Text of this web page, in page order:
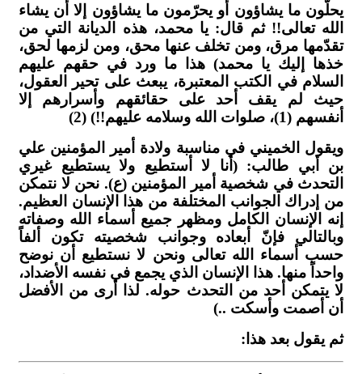
يحلّون ما يشاؤون أو يحرّمون ما يشاؤون إلا أن يشاء
الله تعالى!! ثم قال: يا محمد، هذه الديانة التي من
تقدّمها مرق، ومن تخلف عنها محق، ومن لزمها لحق،
خذها إليك يا محمد) هذا ما ورد في حقهم عليهم
السلام في الكتب المعتبرة، يبعث على تحير العقول،
حيث لم يقف أحد على حقائقهم وأسرارهم إلا
أنفسهم (1)، صلوات الله وسلامه عليهم!!) (2)
ويقول الخميني في مناسبة ولادة أمير المؤمنين علي
بن أبي طالب: (أنا لا أستطيع ولا يستطيع غيري
التحدث في شخصية أمير المؤمنين (ع). نحن لا نتمكن
من إدراك الجوانب المختلفة من هذا الإنسان العظيم.
إنه الإنسان الكامل ومظهر جميع أسماء الله وصفاته
وبالتالي فإنّ أبعاده وجوانب شخصيته تكون ألفاً
حسب أسماء الله تعالى ونحن لا نستطيع أن نوضح
واحداً منها. هذا الإنسان الذي يجمع في نفسه الأضداد،
لا يتمكن أحد من التحدث حوله. لذا أرى من الأفضل
أن أصمت وأسكت ..)
ثم يقول بعد هذا: